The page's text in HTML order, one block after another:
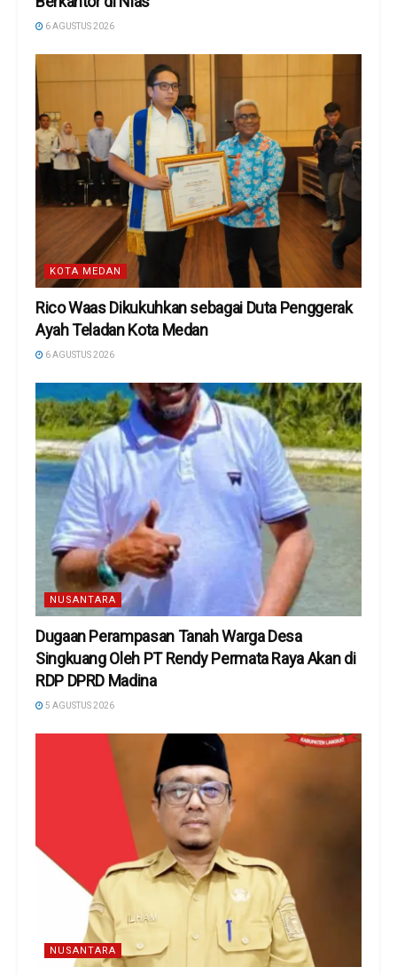
6 AGUSTUS 2026
KOTA MEDAN
Rico Waas Dikukuhkan sebagai Duta Penggerak
Ayah Teladan Kota Medan
6 AGUSTUS 2026
NUSANTARA
Dugaan Perampasan Tanah Warga Desa
Singkuang Oleh PT Rendy Permata Raya Akan di
RDP DPRD Madina
5 AGUSTUS 2026
NUSANTARA